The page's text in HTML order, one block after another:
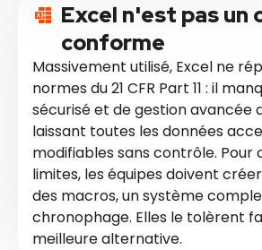
Excel n'est pas un
conforme
Massivement utilisé, Excel ne
normes du 21 CFR Part 11 : il
sécurisé et de gestion avancée
laissant toutes les données
modifiables sans contrôle. Pour
limites, les équipes doivent
des macros, un système
chronophage. Elles le tolèrent
meilleure alternative.